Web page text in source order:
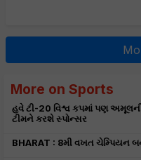
More on Sports
હવે ટી-20 વિશ્વ કપમાં પણ
ટીમને કરશે સ્પોન્સર
BHARAT : 8મી વખત ચેમ્પિયન